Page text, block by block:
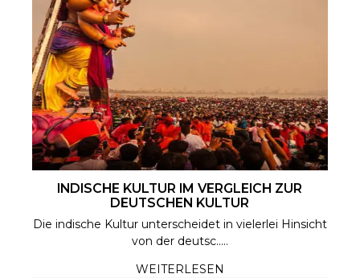
INDISCHE KULTUR IM VERGLEICH ZUR
DEUTSCHEN KULTUR
Die indische Kultur unterscheidet in vielerlei Hinsicht
von der deutsc.....
WEITERLESEN